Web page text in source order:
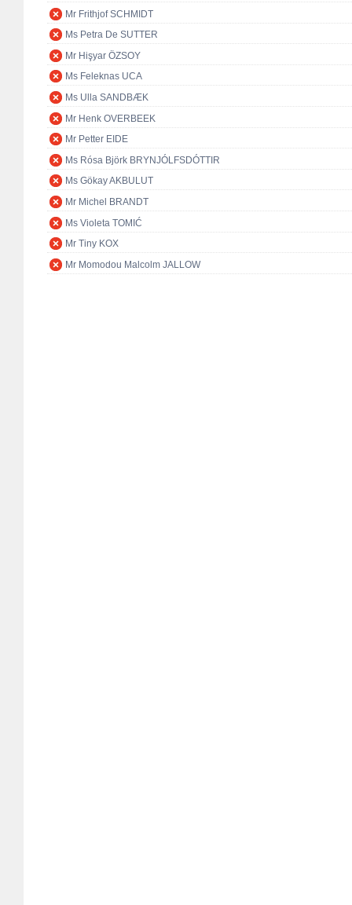
Mr Frithjof SCHMIDT
Ms Petra De SUTTER
Mr Hişyar ÖZSOY
Ms Feleknas UCA
Ms Ulla SANDBÆK
Mr Henk OVERBEEK
Mr Petter EIDE
Ms Rósa Björk BRYNJÓLFSDÓTTIR
Ms Gökay AKBULUT
Mr Michel BRANDT
Ms Violeta TOMIĆ
Mr Tiny KOX
Mr Momodou Malcolm JALLOW